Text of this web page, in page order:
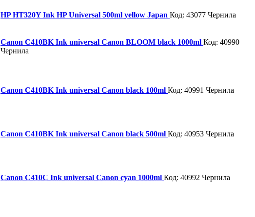
HP HT320Y Ink HP Universal 500ml yellow Japan Код: 43077 Чернила
Canon C410BK Ink universal Canon BLOOM black 1000ml Код: 40990
Чернила
Canon C410BK Ink universal Canon black 100ml Код: 40991 Чернила
Canon C410BK Ink universal Canon black 500ml Код: 40953 Чернила
Canon C410C Ink universal Canon cyan 1000ml Код: 40992 Чернила